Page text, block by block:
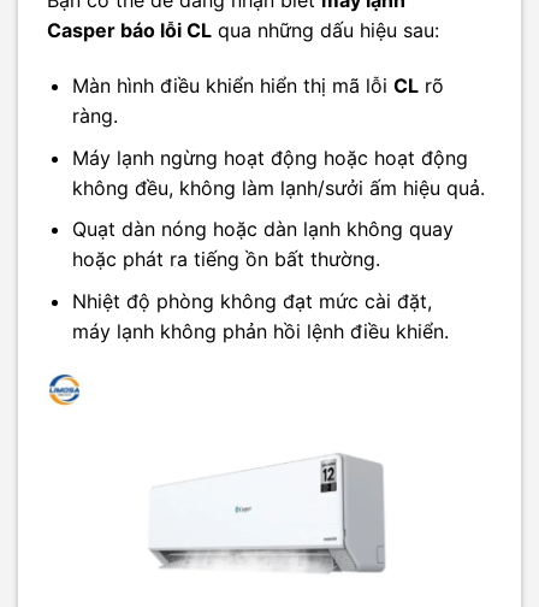
Casper báo lỗi CL qua những dấu hiệu sau:
Màn hình điều khiển hiển thị mã lỗi CLrõ
ràng.
Máy lạnh ngừng hoạt động hoặc hoạt động
không đều, không làm lạnh/sưởi ấm hiệu quả.
Quạt dàn nóng hoặc dàn lạnh không quay
hoặc phát ra tiếng ồn bất thường.
Nhiệt độ phòng không đạt mức cài đặt,
máy lạnh không phản hồi lệnh điều khiển.